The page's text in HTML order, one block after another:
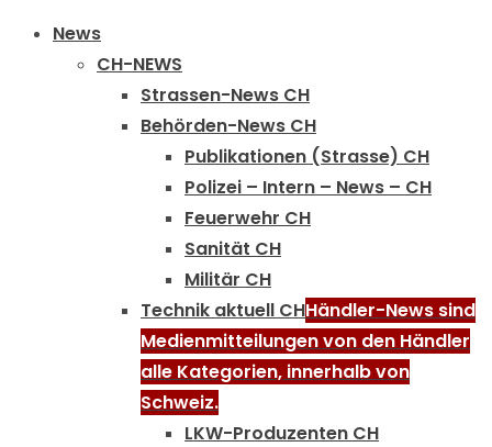
PrimaryNews
CH-NEWS
Strassen-News CH
Behörden-News CH
Publikationen (Strasse) CH
Polizei – Intern – News – CH
Feuerwehr CH
Sanität CH
Militär CH
Technik aktuell CHHändler-News sind
Medienmitteilungen von den Händler
alle Kategorien, innerhalb von
Schweiz.
LKW-Produzenten CH